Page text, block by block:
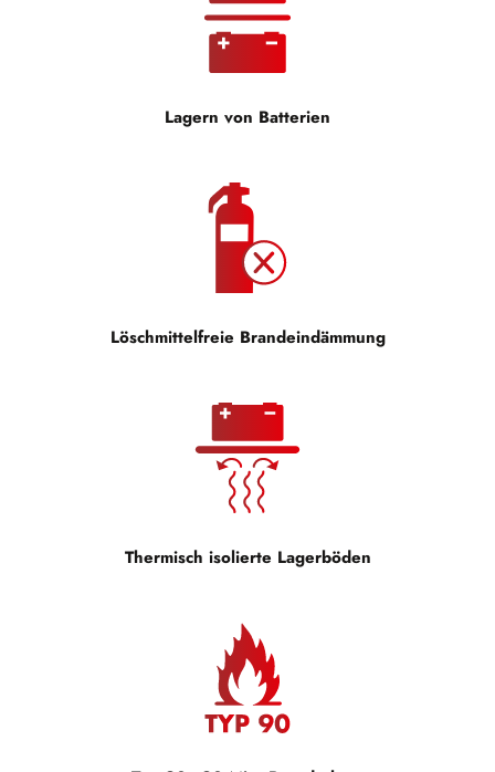
Lagern von Batterien
Löschmittelfreie Brandeindämmung
Thermisch isolierte Lagerböden